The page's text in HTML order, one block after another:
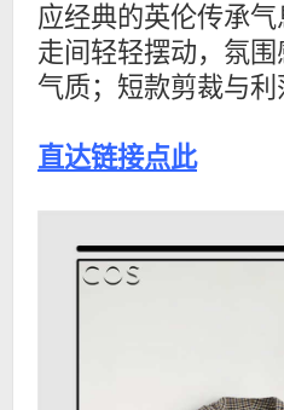
应经典的英伦传承
走间轻轻摆动，氛
气质；短款剪裁与
直达链接点此